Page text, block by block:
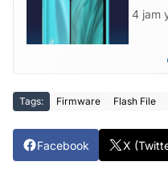
4 jam
Tags: Firmware Flash File
Facebook X